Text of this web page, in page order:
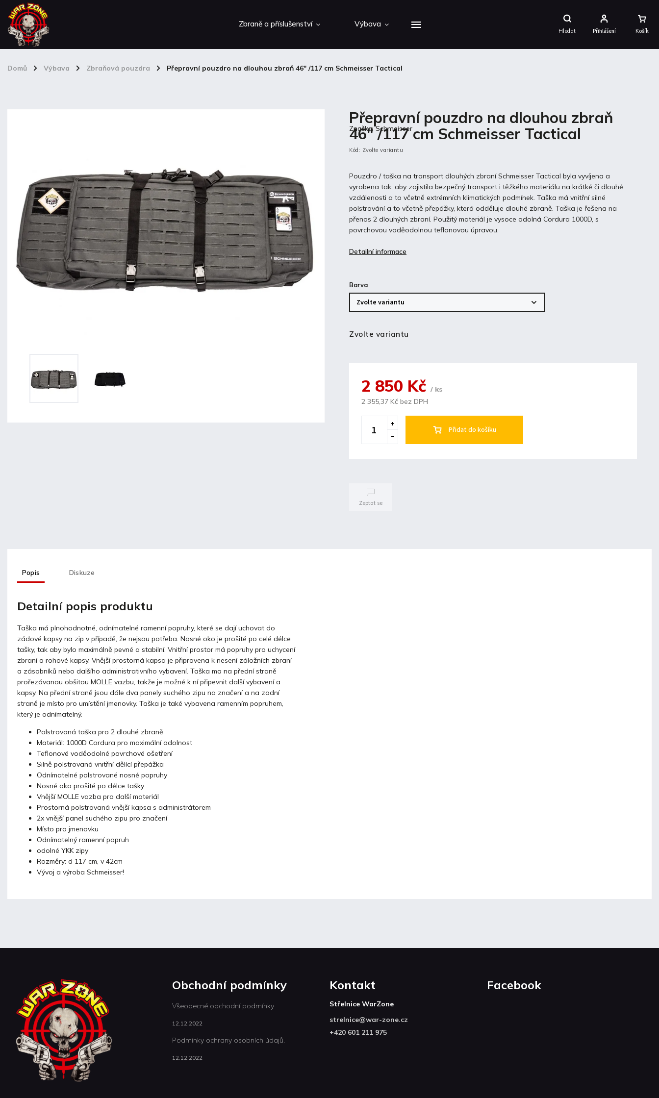
Hledat
Nákupní
Košík
Přihlášení
Zbraně a příslušenství Výbava
Domů / Výbava / Zbraňová pouzdra / Přepravní pouzdro na dlouhou zbraň 46" /117 cm Schmeisser Tactical
Přepravní pouzdro na dlouhou zbraň
46" /117 cm Schmeisser Tactical
Kód: Zvolte variantu
Pouzdro / taška na transport dlouhých zbraní Schmeisser Tactical byla vyvíjena a
vyrobena tak, aby zajistila bezpečný transport i těžkého materiálu na krátké či dlouhé
vzdálenosti a to včetně extrémních klimatických podmínek. Taška má vnitřní silné
polstrování a to včetně přepážky, která odděluje dlouhé zbraně. Taška je řešena na
přenos 2 dlouhých zbraní. Použitý materiál je vysoce odolná Cordura 1000D, s
povrchovou voděodolnou teflonovou úpravou.
Detailní informace
Značka:Schmeisser
Barva
Zvolte variantu
2 850 Kč/ ks
2 355,37 Kč bez DPH
Přidat do košíku
Zeptat se
Popis Diskuze
Detailní popis produktu
Taška má plnohodnotné, odnímatelné ramenní popruhy, které se dají uchovat do
zádové kapsy na zip v případě, že nejsou potřeba. Nosné oko je prošité po celé délce
tašky, tak aby bylo maximálně pevné a stabilní. Vnitřní prostor má popruhy pro uchycení
zbraní a rohové kapsy. Vnější prostorná kapsa je připravena k nesení záložních zbraní
a zásobníků nebo dalšího administrativního vybavení. Taška ma na přední straně
prořezávanou obšitou MOLLE vazbu, takže je možné k ní připevnit další vybavení a
kapsy. Na přední straně jsou dále dva panely suchého zipu na značení a na zadní
straně je místo pro umístění jmenovky. Taška je také vybavena ramenním popruhem,
který je odnímatelný.
Polstrovaná taška pro 2 dlouhé zbraně
Materiál: 1000D Cordura pro maximální odolnost
Teflonové voděodolné povrchové ošetření
Silně polstrovaná vnitřní dělící přepážka
Odnímatelné polstrované nosné popruhy
Nosné oko prošité po délce tašky
Vnější MOLLE vazba pro další materiál
Prostorná polstrovaná vnější kapsa s administrátorem
2x vnější panel suchého zipu pro značení
Místo pro jmenovku
Odnímatelný ramenní popruh
odolné YKK zipy
Rozměry: d 117 cm, v 42cm
Vývoj a výroba Schmeisser!
Obchodní podmínky
Všeobecné obchodní podmínky
12.12.2022
Podmínky ochrany osobních údajů.
12.12.2022
Kontakt
Střelnice WarZone
strelnice@war-zone.cz
+420 601 211 975
Facebook